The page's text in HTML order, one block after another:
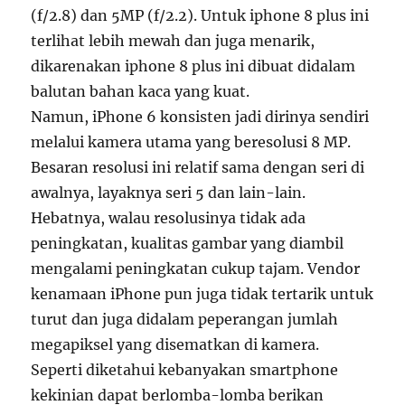
(f/2.8) dan 5MP (f/2.2). Untuk iphone 8 plus ini
terlihat lebih mewah dan juga menarik,
dikarenakan iphone 8 plus ini dibuat didalam
balutan bahan kaca yang kuat.
Namun, iPhone 6 konsisten jadi dirinya sendiri
melalui kamera utama yang beresolusi 8 MP.
Besaran resolusi ini relatif sama dengan seri di
awalnya, layaknya seri 5 dan lain-lain.
Hebatnya, walau resolusinya tidak ada
peningkatan, kualitas gambar yang diambil
mengalami peningkatan cukup tajam. Vendor
kenamaan iPhone pun juga tidak tertarik untuk
turut dan juga didalam peperangan jumlah
megapiksel yang disematkan di kamera.
Seperti diketahui kebanyakan smartphone
kekinian dapat berlomba-lomba berikan